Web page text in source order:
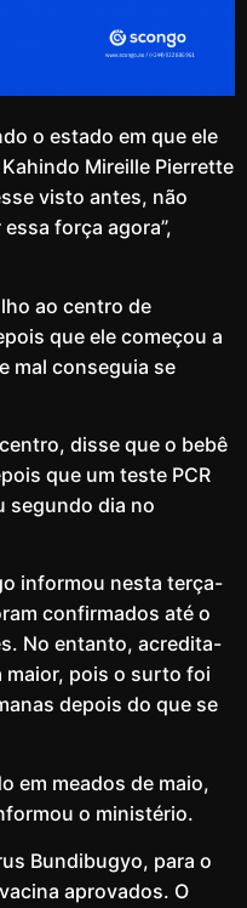
o estado em que ele
Mireille Pierrette
visto antes, não
força agora”,
ao centro de
que ele começou a
mal conseguia se
disse que o bebê
que um teste PCR
segundo dia no
informou nesta terça-
confirmados até o
No entanto, acredita-
maior, pois o surto foi
depois do que se
em meados de maio,
o ministério.
Bundibugyo, para o
aprovados. O